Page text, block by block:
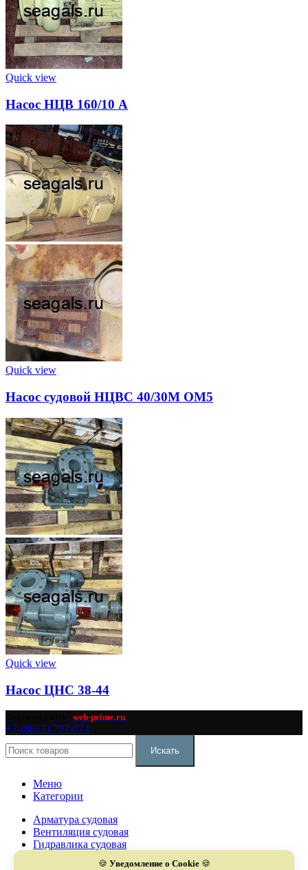
Quick view
Насос НЦВ 160/10 А
Quick view
Насос судовой НЦВС 40/30М ОМ5
Quick view
Насос ЦНС 38-44
web-prime.ru
+7-(8617)-797-074
Искать
Меню
Категории
Арматура судовая
Вентиляция судовая
Гидравлика судовая
🍪 Уведомление о Cookie🍪